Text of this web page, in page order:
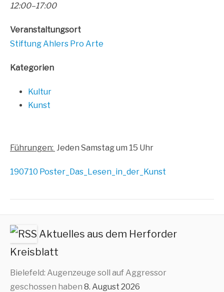
12:00–17:00
Ver­an­stal­tungs­ort
Stif­tung Ahlers Pro Arte
Kate­go­rien
Kul­tur
Kunst
Füh­run­gen: Jeden Sams­tag um 15 Uhr
190710 Poster_Das_Lesen_in_der_Kunst
Aktuelles aus dem Herforder
Kreisblatt
Bielefeld: Augenzeuge soll auf Aggressor
geschossen haben 8. August 2026